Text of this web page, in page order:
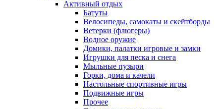
Активный отдых
Батуты
Велосипеды, самокаты и скейтборды
Ветерки (флюгеры)
Водное оружие
Домики, палатки игровые и замки
Игрушки для песка и снега
Мыльные пузыри
Горки, дома и качели
Настольные спортивные игры
Подвижные игры
Прочее